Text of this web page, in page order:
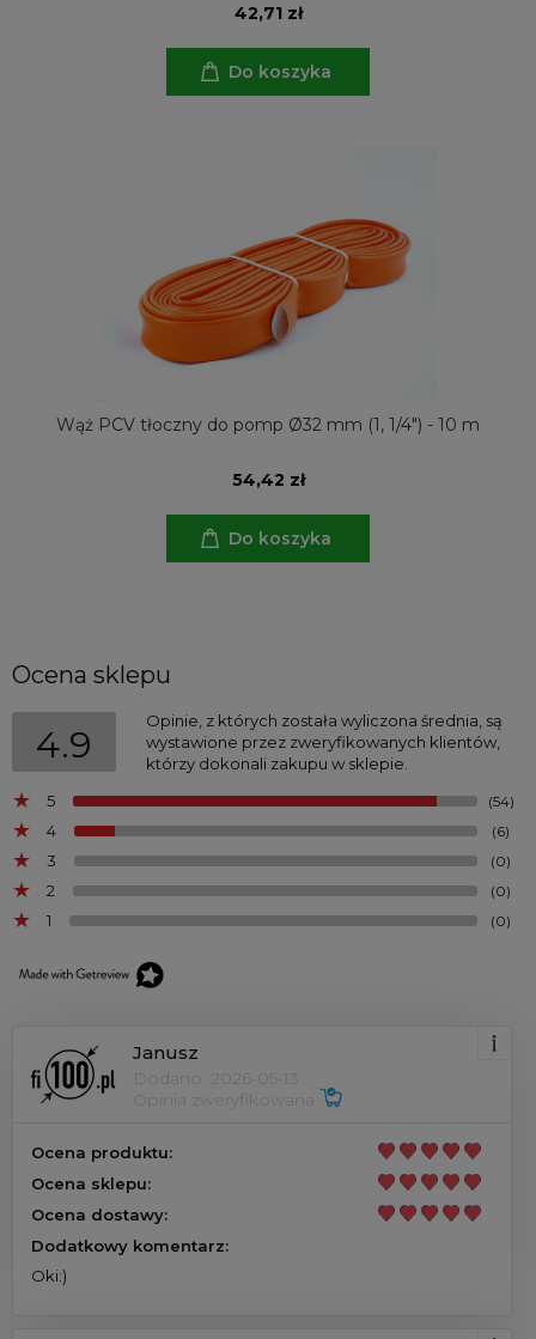
42,71 zł
Do koszyka
Wąż PCV tłoczny do pomp Ø32 mm (1, 1/4") - 10 m
54,42 zł
Do koszyka
Ocena sklepu
4.9
Opinie, z których została wyliczona średnia, są
wystawione przez zweryfikowanych klientów,
którzy dokonali zakupu w sklepie.
5
(54)
4 (6)
3 (0)
2 (0)
1 (0)
Janusz
Dodano: 2026-05-13
Opinia zweryfikowana
Ocena produktu:
Ocena sklepu:
Ocena dostawy:
Dodatkowy komentarz:
Oki:)